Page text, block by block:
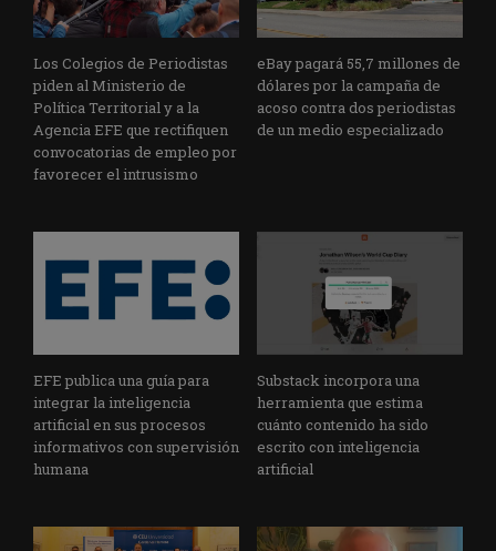
Los Colegios de Periodistas
piden al Ministerio de
Política Territorial y a la
Agencia EFE que rectifiquen
convocatorias de empleo por
favorecer el intrusismo
eBay pagará 55,7 millones de
dólares por la campaña de
acoso contra dos periodistas
de un medio especializado
EFE publica una guía para
integrar la inteligencia
artificial en sus procesos
informativos con supervisión
humana
Substack incorpora una
herramienta que estima
cuánto contenido ha sido
escrito con inteligencia
artificial